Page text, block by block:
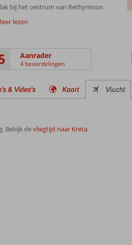
bij het centrum van Rethymnon
lezen
Aanrader
4 beoordelingen
& Video's Kaart Vlucht
Bekijk devliegtijd naar Kreta.